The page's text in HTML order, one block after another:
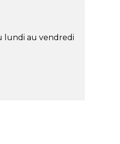
lundi au vendredi